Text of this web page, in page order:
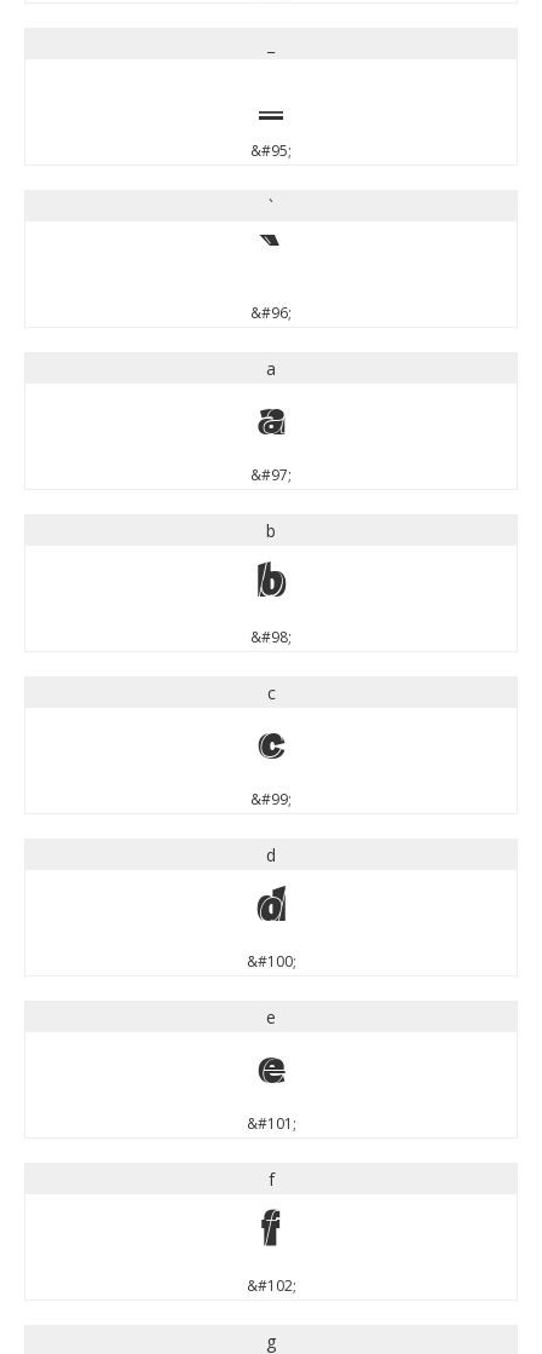
&#95;
`
`
&#96;
a
a
&#97;
b
b
&#98;
c
c
&#99;
d
d
&#100;
e
e
&#101;
f
f
&#102;
g